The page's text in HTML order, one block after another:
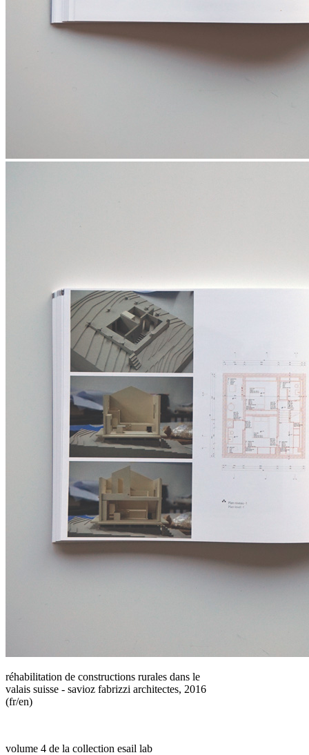
réhabilitation de constructions rurales dans le
valais suisse - savioz fabrizzi architectes, 2016
(fr/en)
volume 4 de la collection esail lab